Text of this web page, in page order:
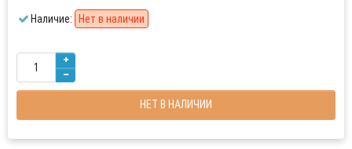
Наличие: Нет в наличии
НЕТ В НАЛИЧИИ